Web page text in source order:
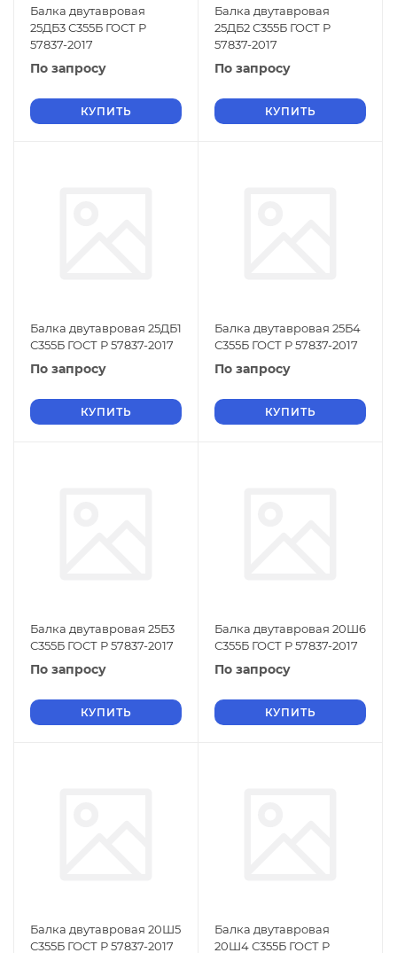
Балка двутавровая
25ДБ3 С355Б ГОСТ Р
57837-2017
По запросу
КУПИТЬ
Балка двутавровая
25ДБ2 С355Б ГОСТ Р
57837-2017
По запросу
КУПИТЬ
Балка двутавровая 25ДБ1
С355Б ГОСТ Р 57837-2017
По запросу
КУПИТЬ
Балка двутавровая 25Б4
С355Б ГОСТ Р 57837-2017
По запросу
КУПИТЬ
Балка двутавровая 25Б3
С355Б ГОСТ Р 57837-2017
По запросу
КУПИТЬ
Балка двутавровая 20Ш6
С355Б ГОСТ Р 57837-2017
По запросу
КУПИТЬ
Балка двутавровая 20Ш5
С355Б ГОСТ Р 57837-2017
Балка двутавровая
20Ш4 С355Б ГОСТ Р